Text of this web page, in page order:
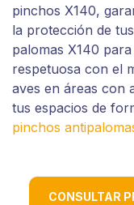
pinchos X140,
la protección de
palomas X140
respetuosa con el
aves en áreas con
tus espacios de
pinchos
CONSULTAR